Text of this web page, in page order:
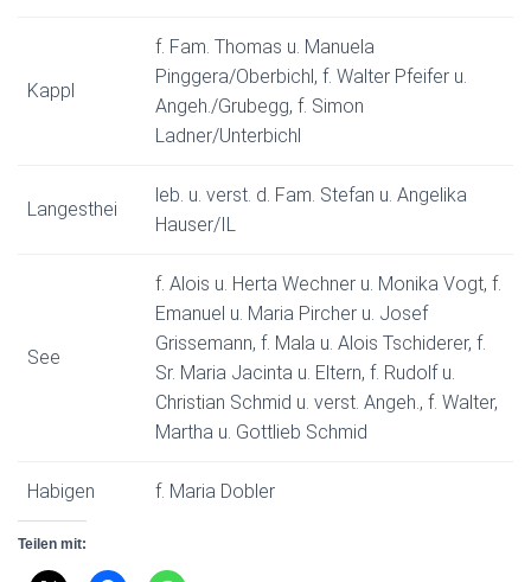
Kappl
f. Fam. Thomas u. Manuela
Pinggera/Oberbichl, f. Walter Pfeifer u.
Angeh./Grubegg, f. Simon
Ladner/Unterbichl
Langesthei
leb. u. verst. d. Fam. Stefan u. Angelika
Hauser/IL
See
f. Alois u. Herta Wechner u. Monika Vogt, f.
Emanuel u. Maria Pircher u. Josef
Grissemann, f. Mala u. Alois Tschiderer, f.
Sr. Maria Jacinta u. Eltern, f. Rudolf u.
Christian Schmid u. verst. Angeh., f. Walter,
Martha u. Gottlieb Schmid
Habigen f. Maria Dobler
Teilen mit: